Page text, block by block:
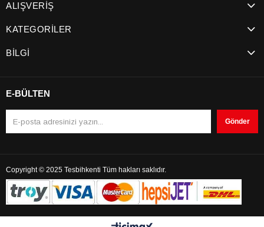
ALIŞVERİŞ
KATEGORİLER
BİLGİ
E-BÜLTEN
Gönder
Copyright © 2025 Tesbihkenti Tüm hakları saklıdır.